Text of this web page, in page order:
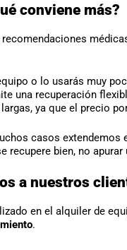
conviene más?
o lo usarás muy
una recuperación
ya que el precio
casos
recupere bien, no
a nuestros
en el alquiler de
.